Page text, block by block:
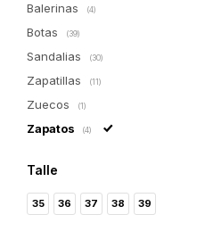
Balerinas (4)
Botas (39)
Sandalias (30)
Zapatillas (11)
Zuecos (1)
Zapatos (4)
Talle
35 36 37 38 39